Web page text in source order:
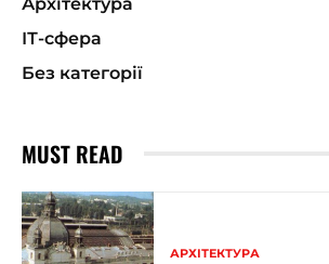
ІТ-сфера
Без категорії
MUST READ
АРХІТЕКТУРА